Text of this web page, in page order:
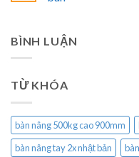
BÌNH LUẬN
TỪ KHÓA
bàn nâng 500kg cao 900mm
bàn nâng tay 2x nhật bản